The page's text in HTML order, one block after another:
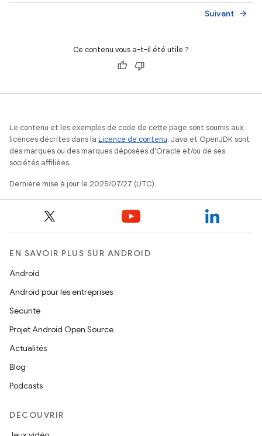
Suivant arrow_forward
Ce contenu vous a-t-il été utile ?
Le contenu et les exemples de code de cette page sont soumis aux
licences décrites dans la Licence de contenu. Java et OpenJDK sont
des marques ou des marques déposées d'Oracle et/ou de ses
sociétés affiliées.
Dernière mise à jour le 2025/07/27 (UTC).
EN SAVOIR PLUS SUR ANDROID
Android
Android pour les entreprises
Sécurité
Projet Android Open Source
Actualités
Blog
Podcasts
DÉCOUVRIR